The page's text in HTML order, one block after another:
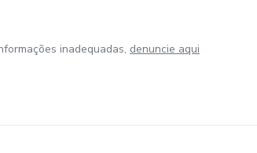
inadequadas, denuncie aqui